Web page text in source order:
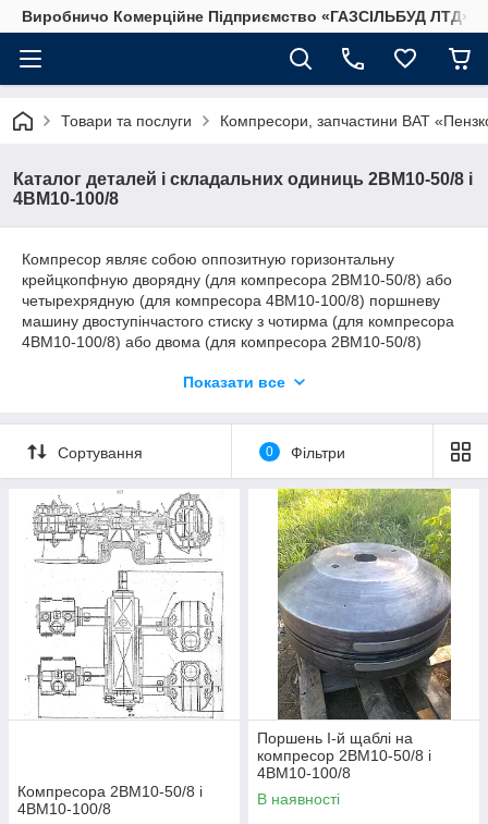
Виробничо Комерційне Підприємство «ГАЗСIЛЬБУД ЛТД»
Товари та послуги Компресори, запчастини ВАТ
Каталог деталей і складальних одиниць 2ВМ10-50/8 і
4ВМ10-100/8
Компресор являє собою оппозитную горизонтальну
крейцкопфную дворядну (для компресора 2ВМ10-50/8) або
четырехрядную (для компресора 4ВМ10-100/8) поршневу
машину двоступінчастого стиску з чотирма (для компресора
4ВМ10-100/8) або двома (для компресора 2ВМ10-50/8)
Так само у нас Ви можете придбати
Показати все
Сортування 0 Фільтри
Компресора 2ВМ10-50/8 і
4ВМ10-100/8
Поршень I-й щаблі на
компресор 2ВМ10-50/8 і
4ВМ10-100/8
В наявності